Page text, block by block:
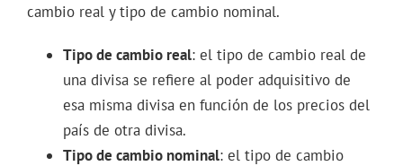
cambio real y tipo de cambio nominal.
Tipo de cambio real: el tipo de cambio real de
una divisa se refiere al poder adquisitivo de
esa misma divisa en función de los precios del
país de otra divisa.
Tipo de cambio nominal: el tipo de cambio